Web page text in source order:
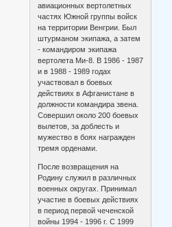
авиационных вертолетных
частях Южной группы войск
на территории Венгрии. Был
штурманом экипажа, а затем
- командиром экипажа
вертолета Ми-8. В 1986 - 1987
и в 1988 - 1989 годах
участвовал в боевых
действиях в Афганистане в
должности командира звена.
Совершил около 200 боевых
вылетов, за доблесть и
мужество в боях награжден
тремя орденами.
После возвращения на
Родину служил в различных
военных округах. Принимал
участие в боевых действиях
в период первой чеченской
войны 1994 - 1996 г. С 1999